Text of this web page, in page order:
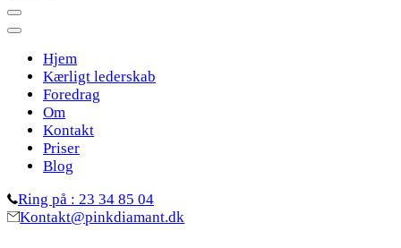
Hjem
Kærligt lederskab
Foredrag
Om
Kontakt
Priser
Blog
Ring på : 23 34 85 04
Kontakt@pinkdiamant.dk